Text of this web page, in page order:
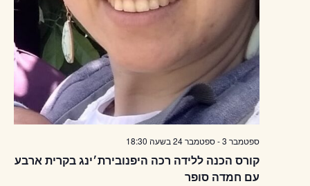
קורס הכנה ללידה רכה היפנובירת׳ינג בקרית ארבע
עם חמדה סופר
ספטמבר 3 -ספטמבר 24 בשעה 18:30